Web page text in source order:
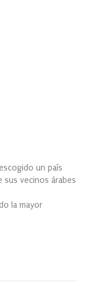
un país
sus vecinos árabes
la mayor